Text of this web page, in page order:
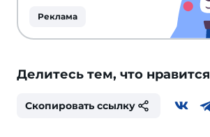
Реклама
Делитесь тем, что нравится
Скопировать ссылку